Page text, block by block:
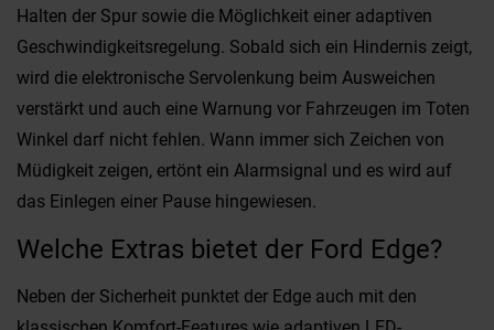
Halten der Spur sowie die Möglichkeit einer adaptiven
Geschwindigkeitsregelung. Sobald sich ein Hindernis zeigt,
wird die elektronische Servolenkung beim Ausweichen
verstärkt und auch eine Warnung vor Fahrzeugen im Toten
Winkel darf nicht fehlen. Wann immer sich Zeichen von
Müdigkeit zeigen, ertönt ein Alarmsignal und es wird auf
das Einlegen einer Pause hingewiesen.
Welche Extras bietet der Ford Edge?
Neben der Sicherheit punktet der Edge auch mit den